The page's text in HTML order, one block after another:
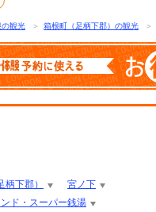
の観光 ＞ 箱根町（足柄下郡）の観光 ＞
柄下郡）
宮ノ下
ド・スーパー銭湯